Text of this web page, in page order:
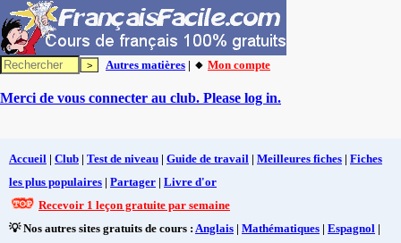
Autres matières | 🔸 Mon compte
Merci de vous connecter au club. Please log in.
Accueil | Club | Test de niveau | Guide de travail | Meilleures fiches | Fiches
les plus populaires | Partager | Livre d'or
Recevoir 1 leçon gratuite par semaine
💡 Nos autres sites gratuits de cours : Anglais | Mathématiques | Espagnol |